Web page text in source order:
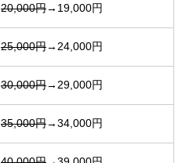
20,000円→19,000円
25,000円→24,000円
30,000円→29,000円
35,000円→34,000円